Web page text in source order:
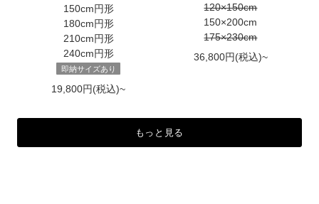
150cm円形
180cm円形
210cm円形
240cm円形
即納サイズあり
19,800円(税込)~
120×150cm
150×200cm
175×230cm
36,800円(税込)~
もっと見る